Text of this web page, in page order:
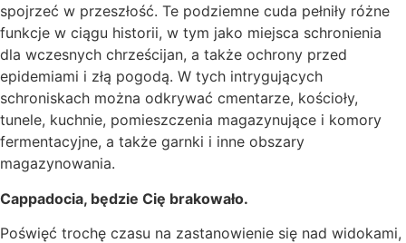
spojrzeć w przeszłość. Te podziemne cuda pełniły różne
funkcje w ciągu historii, w tym jako miejsca schronienia
dla wczesnych chrześcijan, a także ochrony przed
epidemiami i złą pogodą. W tych intrygujących
schroniskach można odkrywać cmentarze, kościoły,
tunele, kuchnie, pomieszczenia magazynujące i komory
fermentacyjne, a także garnki i inne obszary
magazynowania.
Cappadocia, będzie Cię brakowało.
Poświęć trochę czasu na zastanowienie się nad widokami,